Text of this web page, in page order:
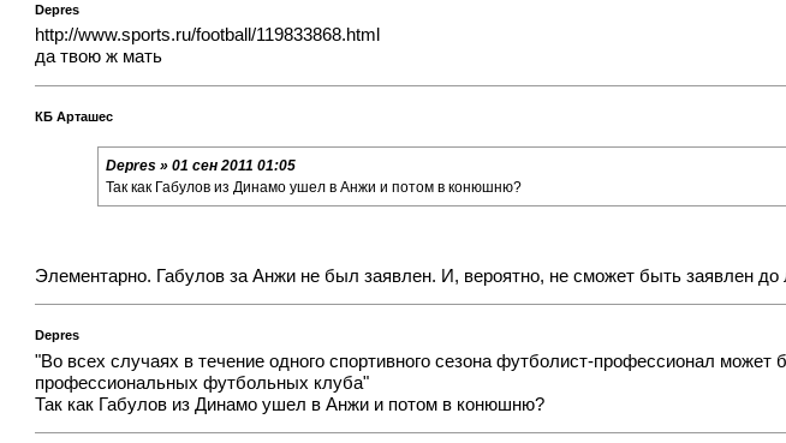
Depres
http://www.sports.ru/football/119833868.html
да твою ж мать
КБ Арташес
Depres » 01 сен 2011 01:05
Так как Габулов из Динамо ушел в Анжи и потом в конюшню?
Элементарно. Габулов за Анжи не был заявлен. И, вероятно, не сможет быть заявлен до
Depres
"Во всех случаях в течение одного спортивного сезона футболист-профессионал
профессиональных футбольных клуба"
Так как Габулов из Динамо ушел в Анжи и потом в конюшню?